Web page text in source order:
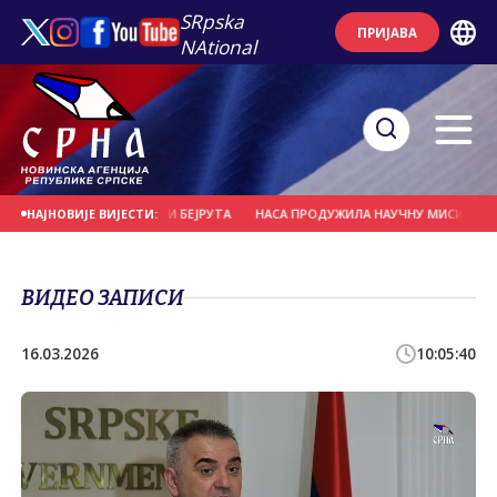
SRpska
NAtional
ПРИЈАВА
НАЈНОВИЈЕ ВИЈЕСТИ:
ТЕЛ АВИВА И БЕЈРУТА НАСА ПРОДУЖИЛА НАУЧНУ МИСИЈУ
ВИДЕО ЗАПИСИ
16.03.2026 10:05:40